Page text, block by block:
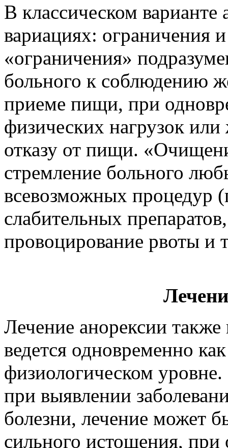
В классическом варианте
вариациях: ограничения
«ограничения»
больного к соблюдению
приеме пищи, при
физических нагрузок
отказу от пищи.
стремление больного
всевозможных процедур
слабительных
провоцирование рвоты и
Лечение анорексии
ведется одновременно
физиологическом
при выявлении
болезни, лечение может
сильного истощения, при